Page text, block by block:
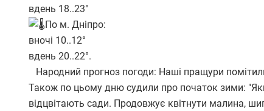
вдень 18..23°
По м. Дніпро:
вночі 10..12°
вдень 20..22°.
Народний прогноз погоди: Наші пращури
Також по цьому дню судили про початок зими:
відцвітають сади. Продовжує квітнути малина,